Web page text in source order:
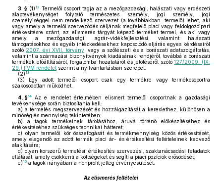
3. § (1) 12 Termelői csoport tagja az a mezőgazdasági, halászati vagy erdészeti
alaptevékenységet folytató természetes személy, jogi személy, jogi
személyiséggel nem rendelkező szervezet (a továbbiakban: termelő) lehet, aki
vagy amely a termelői szerveződés céljának megfelelő piaci vagy feldolgozóipari
értékesítésre szánt, az elismerés tárgyát képező terméket termel, és aki vagy
amely a mezőgazdasági, agrár-vidékfejlesztési, valamint halászati
támogatásokhoz és egyéb intézkedésekhez kapcsolódó eljárás egyes kérdéseiről
szóló 2007. évi XVII. törvény, vagy a szőlészeti és a borászati adatszolgáltatás,
valamint a származási bizonyítványok kiadásának rendjéről, továbbá a borászati
termékek előállításáról, forgalomba hozataláról és jelöléséről szóló127/2009. (IX.
29.) FVM rendelet szerint a nyilvántartásban szerepel.
(2) 13
(3) Egy adott termelői csoport csak egy termékre vagy termékcsoportra
szakosodottan működhet.
4. §14
Az e rendelet értelmében elismert termelői csoportnak a gazdasági
tevékenysége során biztosítania kell:
a) a termelés megszervezését és hozzáigazítását a kereslethez, különösen a
minőség és mennyiség tekintetében;
b) a tagok termékeinek tárolásához, áruvá történő előkészítéséhez és
értékesítéséhez szükséges technikai hátteret;
c) olyan termelői kör összefogását és termékmennyiség közös értékesítését,
amely elegendő az adott termék piaci ár- és értékesítési feltételeinek kedvező
alakítására;
d) olyan korszerű termelési, értékesítés szervezési, szaktanácsadási feladatok
ellátását, amely csökkenti a költségeket és segíti a piaci pozíciók erősödését;
e) 15 a tagok irányában a nonprofit jelleg érvényesülését.
Az elismerés feltételei